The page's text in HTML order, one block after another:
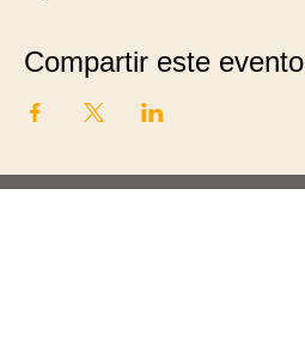
Compartir este evento